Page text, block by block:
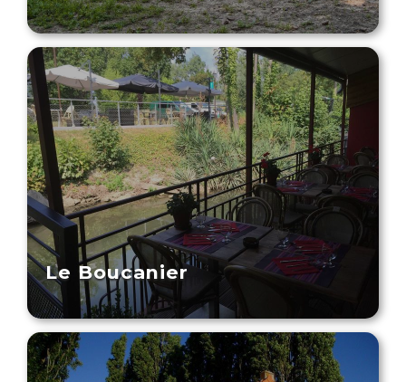
Le Boucanier